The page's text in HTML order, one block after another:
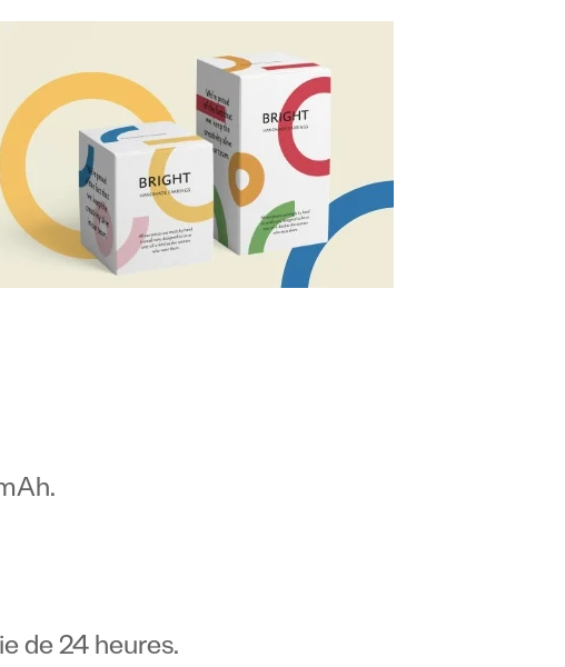
de 24 heures.